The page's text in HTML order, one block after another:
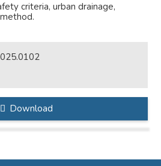
criteria, urban drainage,
Download